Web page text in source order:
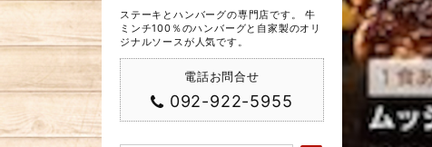
ステーキとハンバーグの専門店です。 牛
ミンチ100％のハンバーグと自家製のオリ
ジナルソースが人気です。
電話お問合せ
092-922-5955